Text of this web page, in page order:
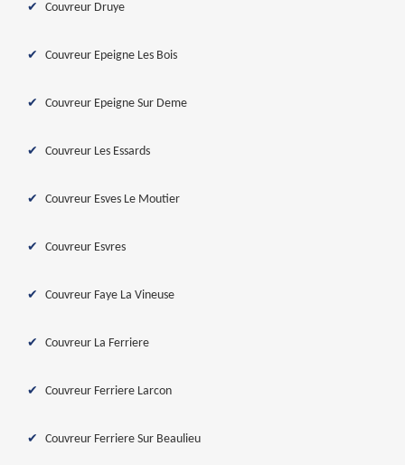
Couvreur Druye
Couvreur Epeigne Les Bois
Couvreur Epeigne Sur Deme
Couvreur Les Essards
Couvreur Esves Le Moutier
Couvreur Esvres
Couvreur Faye La Vineuse
Couvreur La Ferriere
Couvreur Ferriere Larcon
Couvreur Ferriere Sur Beaulieu